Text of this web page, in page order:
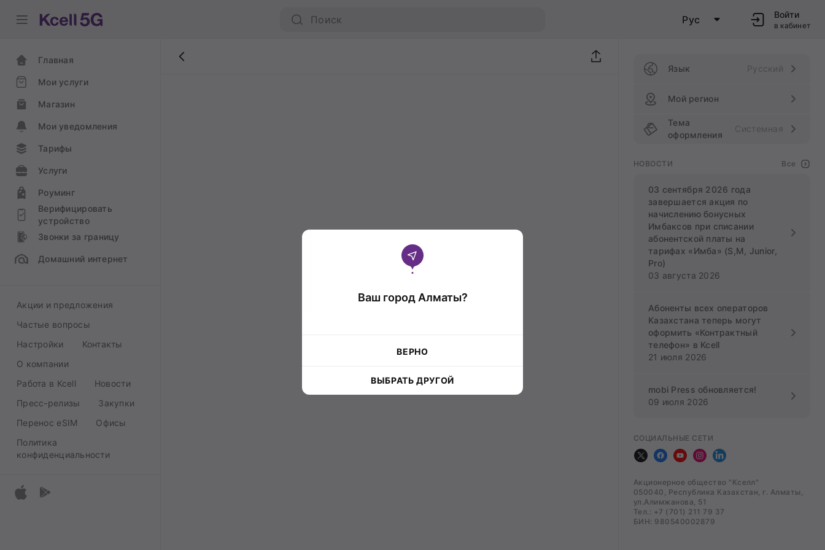
Рус Войти
в кабинет
Главная
Мои услуги
Магазин
Мои уведомления
Тарифы
Услуги
Роуминг
Верифицировать
устройство
Звонки за границу
Домашний интернет
Акции и предложения
Частые вопросы
Настройки
Контакты
О компании
Работа в Kcell
Новости
Пресс-релизы
Закупки
Перенос eSIM
Офисы
Политика
конфиденциальности
Язык Русский
Мой регион
Тема
оформления
Системная
НОВОСТИ Все
03 сентября 2026 года
завершается акция по
начислению бонусных
Имбаксов при списании
абонентской платы на
тарифах «Имба» (S,M, Junior,
Pro)
03 августа 2026
Абоненты всех операторов
Казахстана теперь могут
оформить «Контрактный
телефон» в Kcell
21 июля 2026
mobi Press обновляется!
09 июля 2026
СОЦИАЛЬНЫЕ СЕТИ
Акционерное общество "Кселл"
050040, Республика Казахстан, г. Алматы,
ул.Алимжанова, 51
Тел.: +7 (701) 211 79 37
БИН: 980540002879
Ваш город Алматы?
ВЕРНО
ВЫБРАТЬ ДРУГОЙ